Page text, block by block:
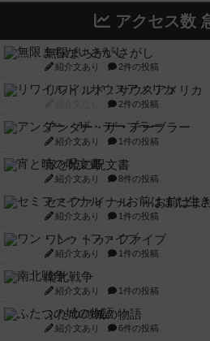
アクセス数
無限まちがいさがし
紹介文あり 2件の投稿
リワイルド：サウスアメリカ
2件の投稿
アンダー・ザ・テーブラー
紹介文あり 1件の投稿
宵と暁の呪文書
紹介文あり 8件の投稿
セミファイナル ～お前はま
紹介文あり 1件の投稿
ワン・トゥ・ファイブ
紹介文あり 1件の投稿
南北戦争
紹介文あり 1件の投稿
ふたつの城の物語
紹介文あり 6件の投稿